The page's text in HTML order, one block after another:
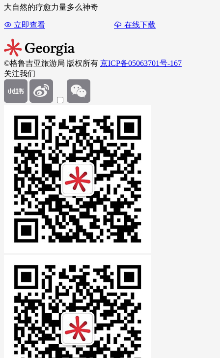
大自然的疗愈力量多么神奇
立即查看 在线下载
©格鲁吉亚旅游局 版权所有 京ICP备05063701号-167
关注我们